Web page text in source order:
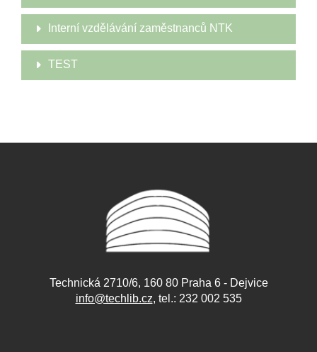
Interní vzdělávání zaměstnanců NTK
TEST
Technická 2710/6, 160 80 Praha 6 - Dejvice
info@techlib.cz, tel.: 232 002 535